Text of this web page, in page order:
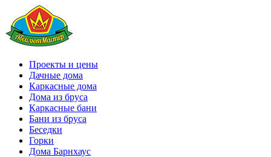
Проекты и цены
Дачные дома
Каркасные дома
Дома из бруса
Каркасные бани
Бани из бруса
Беседки
Горки
Дома Барнхаус